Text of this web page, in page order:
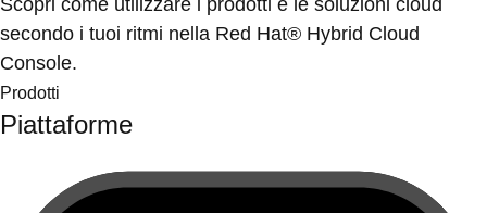
Scopri come utilizzare i prodotti e le soluzioni cloud
secondo i tuoi ritmi nella Red Hat® Hybrid Cloud
Console.
Prodotti
Piattaforme